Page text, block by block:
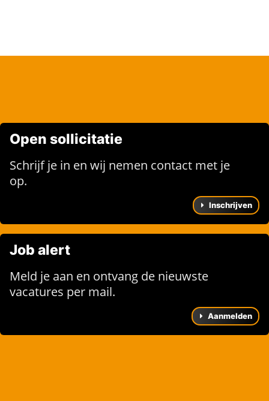
Open sollicitatie
Schrijf je in en wij nemen contact met je
op.
Inschrijven
Job alert
Meld je aan en ontvang de nieuwste
vacatures per mail.
Aanmelden